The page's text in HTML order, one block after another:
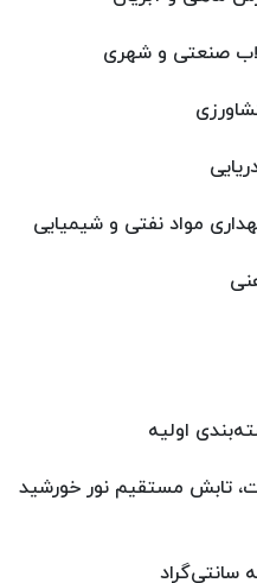
صنعتی و شهری
مواد نفتی و شیمیایی
تابش مستقیم نور خورشید